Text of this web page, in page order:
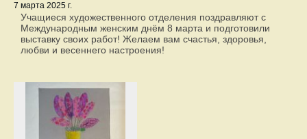
7 марта 2025 г.
Учащиеся художественного отделения поздравляют с
Международным женским днём 8 марта и подготовили
выставку своих работ! Желаем вам счастья, здоровья,
любви и весеннего настроения!